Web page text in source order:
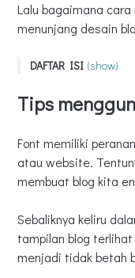
Lalu bagaimana
menunjang desain
DAFTAR ISI (show)
Pilih font yang
Perhatikan
Hindari
Gunakan
Pilih warna font
Tips
Font memiliki
atau website.
membuat blog kita
Sebaliknya keliru
tampilan blog terlihat
menjadi tidak betah